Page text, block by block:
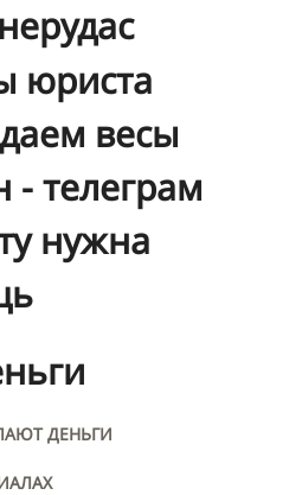
юриста
весы
- телеграм
нужна
ДЕНЬГИ